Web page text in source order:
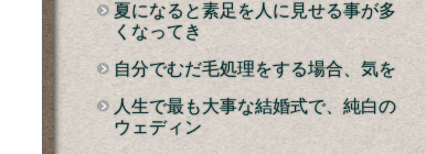
夏になると素足を人に見せる事が多
くなってき
自分でむだ毛処理をする場合、気を
人生で最も大事な結婚式で、純白の
ウェディン